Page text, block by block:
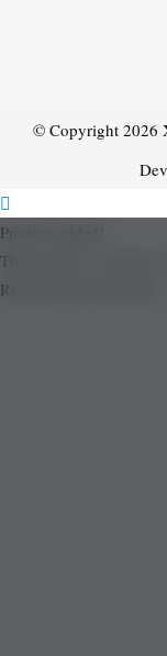
© Copyright 2026
Product added!
The product is already
Removed from Wishlist